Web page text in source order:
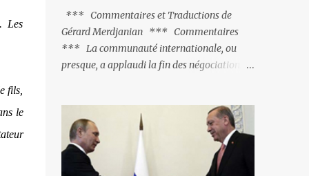
Les
fils,
le
« l'Arménie réelle ». Même les trois
présidents qu'ils l'ont précédés ne trouvent
pas grâce à ses yeux, les traitant de tous les
noms, avant de les traîner en justice. Et
arménienne, les...
*** Commentaires et Traductions de
Gérard Merdjanian *** Commentaires
*** La communauté internationale, ou
presque, a applaudi la fin des négociations
plus qu’à le finaliser. Oui, mais… Rappelons
que le projet d'accord de paix comprend 17
articles, dont 15 avaient déjà fait l'objet d'un
accord. Les deux points non résolus portaient